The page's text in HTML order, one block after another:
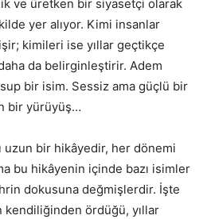
ve üretken bir siyasetçi olarak
yer alıyor. Kimi insanlar
kimileri ise yıllar geçtikçe
da belirginleştirir. Adem
bir isim. Sessiz ama güçlü bir
bir yürüyüş…
uzun bir hikâyedir, her dönemi
bu hikâyenin içinde bazı isimler
dokusuna değmişlerdir. İşte
kendiliğinden ördüğü, yıllar